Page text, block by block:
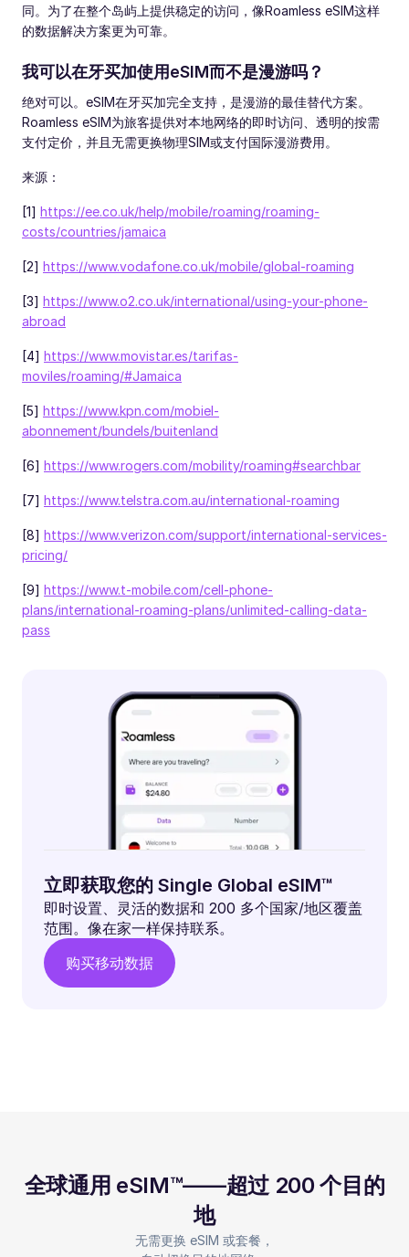
同。为了在整个岛屿上提供稳定的访问，像Roamless eSIM这样
的数据解决方案更为可靠。
我可以在牙买加使用eSIM而不是漫游吗？
绝对可以。eSIM在牙买加完全支持，是漫游的最佳替代方案。
Roamless eSIM为旅客提供对本地网络的即时访问、透明的按需
支付定价，并且无需更换物理SIM或支付国际漫游费用。
来源：
[1] https://ee.co.uk/help/mobile/roaming/roaming-
costs/countries/jamaica
[2] https://www.vodafone.co.uk/mobile/global-roaming
[3] https://www.o2.co.uk/international/using-your-phone-
abroad
[4] https://www.movistar.es/tarifas-
moviles/roaming/#Jamaica
[5] https://www.kpn.com/mobiel-
abonnement/bundels/buitenland
[6] https://www.rogers.com/mobility/roaming#searchbar
[7] https://www.telstra.com.au/international-roaming
[8] https://www.verizon.com/support/international-services-
pricing/
[9] https://www.t-mobile.com/cell-phone-
plans/international-roaming-plans/unlimited-calling-data-
pass
立即获取您的 Single Global eSIM™
即时设置、灵活的数据和 200 多个国家/地区覆盖
范围。像在家一样保持联系。
购买移动数据
全球通用 eSIM™——超过 200 个目的
地
无需更换 eSIM 或套餐，